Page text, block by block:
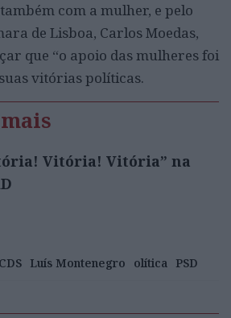
com a mulher, e pelo
de Lisboa, Carlos Moedas,
que “o apoio das mulheres foi
vitórias políticas.
Vitória! Vitória” na
CDS Luís Montenegro olítica PSD